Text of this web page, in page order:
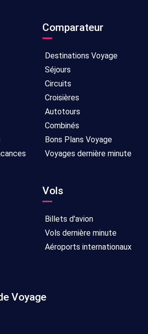
Comparateur
Destinations Voyage
Séjours
Circuits
Croisières
Autotours
Combinés
Bons Plans Voyage
Voyages dernière minute
Vols
Billets d'avion
Vols dernière minute
Aéroports internationaux
Voyage